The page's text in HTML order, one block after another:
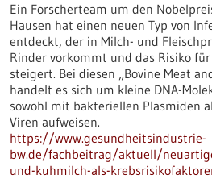
Ein Forscherteam um den
Hausen hat einen neuen Typ von
entdeckt, der in Milch- und
Rinder vorkommt und das Risiko
steigert. Bei diesen „Bovine Meat
handelt es sich um kleine DNA-
sowohl mit bakteriellen Plasmiden
Viren aufweisen.
https://www.gesundheitsindustrie-
bw.de/fachbeitrag/aktuell/
und-kuhmilch-als-